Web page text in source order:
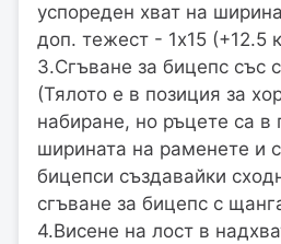
успореден хват на
доп. тежест - 1х15 (+12.5
3.Сгъване за бицепс със
(Тялото е в позиция за
набиране, но ръцете са в
ширината на раменете и
бицепси създавайки
сгъване за бицепс с
4.Висене на лост в